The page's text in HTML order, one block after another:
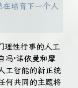
培育下一个人
理性行事的人工
·诺依曼和摩
工智能的新正统
何共同的主题将